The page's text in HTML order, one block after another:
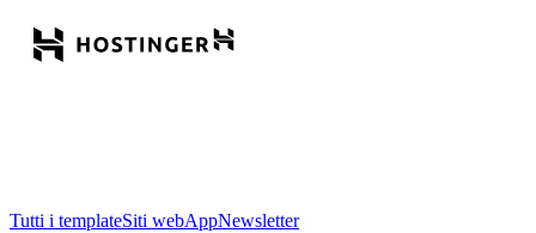
Tutti i templateSiti webAppNewsletter